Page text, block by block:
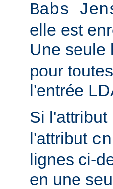
Babs
elle est
Une seule
pour
l'entrée
Si l'attribut
l'attribut cn
lignes ci-
en une